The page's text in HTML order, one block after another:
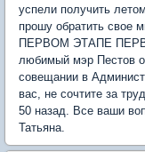
успели получить
прошу обратить свое
ПЕРВОМ ЭТАПЕ
любимый мэр Пестов
совещании в
вас, не сочтите за
50 назад. Все ваши
Татьяна.